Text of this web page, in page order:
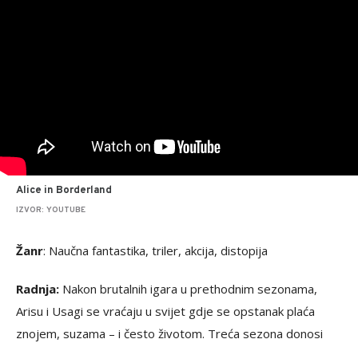
Alice in Borderland
IZVOR: YOUTUBE
Žanr: Naučna fantastika, triler, akcija, distopija
Radnja: Nakon brutalnih igara u prethodnim sezonama,
Arisu i Usagi se vraćaju u svijet gdje se opstanak plaća
znojem, suzama – i često životom. Treća sezona donosi